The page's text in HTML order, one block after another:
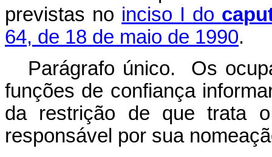
previstas no inciso I do
64, de 18 de maio de 1990.
Parágrafo único. Os
funções de confiança
da restrição de que trata
responsável por sua